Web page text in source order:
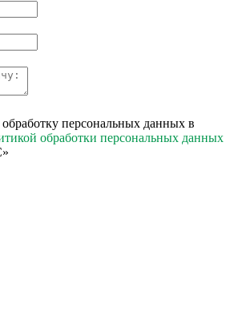
персональных данных в
обработки персональных данных